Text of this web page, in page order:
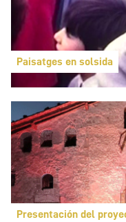
Paisatges en solsida
Presentación del